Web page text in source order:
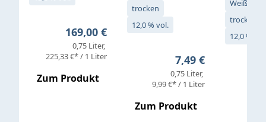
Regulärer Preis:
169,00 €
0,75 Liter
225,33 €* / 1 Liter
Zum Produkt
trocken
12,0 % vol.
Regulärer Preis:
7,49 €
0,75 Liter
9,99 €* / 1 Liter
Zum Produkt
Weißwein
trocken
12,0 % vol.